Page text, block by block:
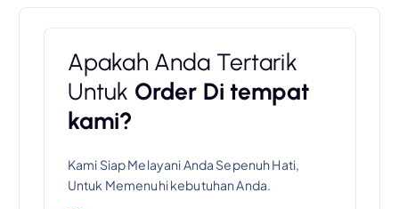
Apakah Anda Tertarik
Untuk Order Di tempat
kami?
Kami Siap Melayani Anda Sepenuh Hati,
Untuk Memenuhi kebutuhan Anda.